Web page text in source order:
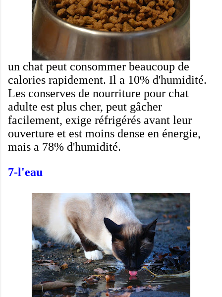
un chat peut consommer beaucoup de
calories rapidement. Il a 10% d'humidité.
Les conserves de nourriture pour chat
adulte est plus cher, peut gâcher
facilement, exige réfrigérés avant leur
ouverture et est moins dense en énergie,
mais a 78% d'humidité.
7-l'eau